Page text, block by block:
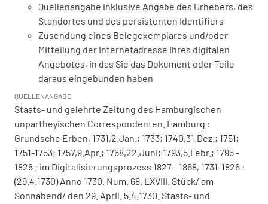
Quellenangabe inklusive Angabe des Urhebers, des
Standortes und des persistenten Identifiers
Zusendung eines Belegexemplares und/oder
Mitteilung der Internetadresse Ihres digitalen
Angebotes, in das Sie das Dokument oder Teile
daraus eingebunden haben
QUELLENANGABE
Staats- und gelehrte Zeitung des Hamburgischen
unpartheyischen Correspondenten. Hamburg :
Grundsche Erben, 1731,2.Jan.; 1733; 1740,31.Dez.; 1751;
1751-1753; 1757,9.Apr.; 1768,22.Juni; 1793,5.Febr.; 1795 -
1826 ; im Digitalisierungsprozess 1827 - 1868, 1731-1826 :
(29.4.1730) Anno 1730. Num. 68. LXVIII. Stück/ am
Sonnabend/ den 29. April. 5.4.1730. Staats- und